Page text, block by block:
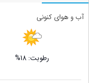
آب و هوای کنونی
رطوبت: 18%